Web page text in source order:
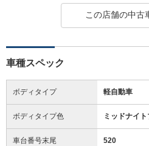
この店舗の中古
車種スペック
ボディタイプ 軽自動車
ボディタイプ色 ミッドナイ
車台番号末尾 520